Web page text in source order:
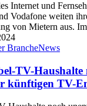
Internet und
Vodafone weiten
von Mietern aus.
BrancheNews
TV-Haushalte
künftigen TV-